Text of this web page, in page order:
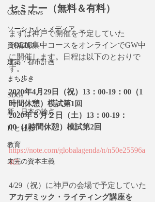
Global News
ソーシャル・メディア
資格試験
建築・都市計画
まち歩き
SDGs
新・日本の論点
ITと社会
教育
未完の資本主義
セミナー（無料＆有料）
まずは神戸で開催を予定していた
TOEIC集中コースをオンラインでGW中
に開催します。日程は以下のとおりで
す。
2020年4月29日（祝）13：00-19：00（1
時間休憩）模試第1回
2020年５月２日（土）13：00-19：
00（1時間休憩）模試第2回
https://note.com/globalagenda/n/n50e25596a
4f3
4/29（祝）に神戸の会場で予定していた
アカデミック・ライティング講座を